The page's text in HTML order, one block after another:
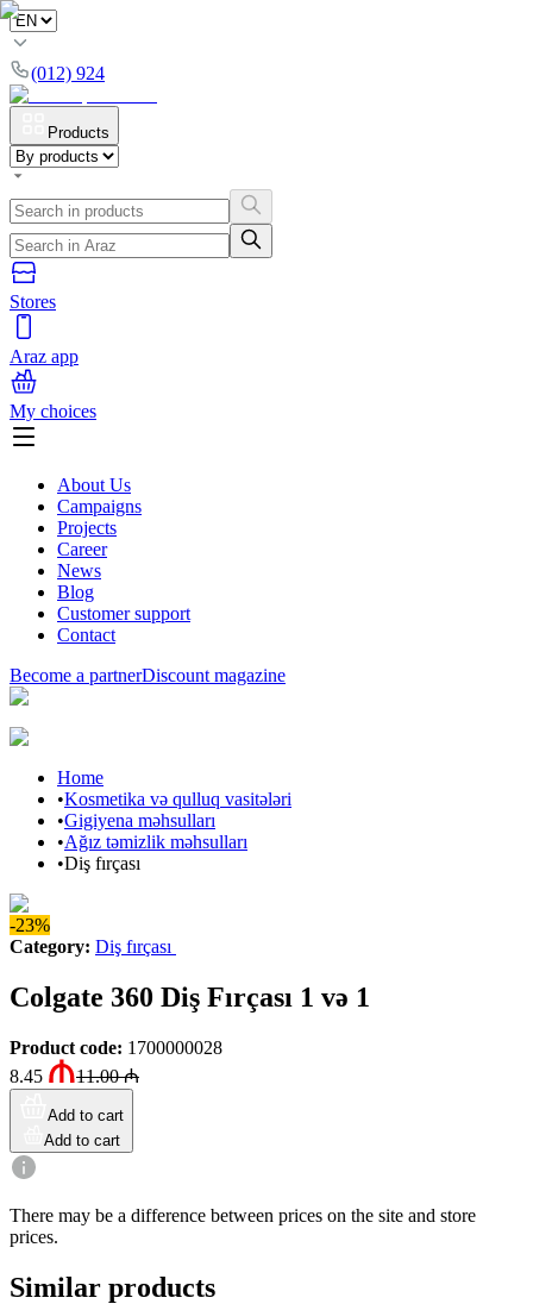
(012) 924
Products
Stores
Araz app
My choices
About Us
Campaigns
Projects
Career
News
Blog
Customer support
Contact
Become a partnerDiscount magazine
Home
•Kosmetika və qulluq vasitələri
•Gigiyena məhsulları
•Ağız təmizlik məhsulları
•Diş fırçası
-23%
Category: Diş fırçası
Colgate 360 Diş Fırçası 1 və 1
Product code: 1700000028
8.45
11.00₼
Add to cart
Add to cart
There may be a difference between prices on the site and store
prices.
Similar products